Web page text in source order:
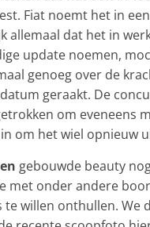
Fiat noemt het in
allemaal dat het in
update noemen,
genoeg over de
geraakt. De
om eveneens
om het wiel opnieuw
gebouwde beauty
met onder andere
willen onthullen. We